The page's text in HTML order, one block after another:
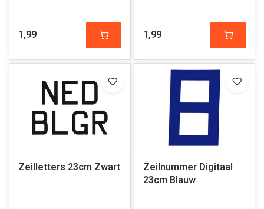
1,99 1,99
Zeilletters 23cm Zwart
Zeilnummer Digitaal
23cm Blauw